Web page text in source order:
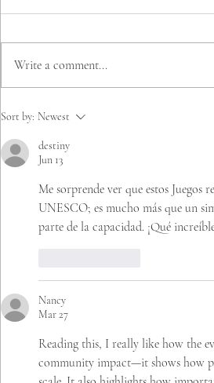
Documental: La
Gonzalo Escobar
Write a comment...
Sort by: Newest
destiny
Jun 13
Me sorprende ver que estos
UNESCO; es mucho más que un
parte de la capacidad. ¡Qué
Nancy
Mar 27
Reading this, I really like how the
community impact—it shows how